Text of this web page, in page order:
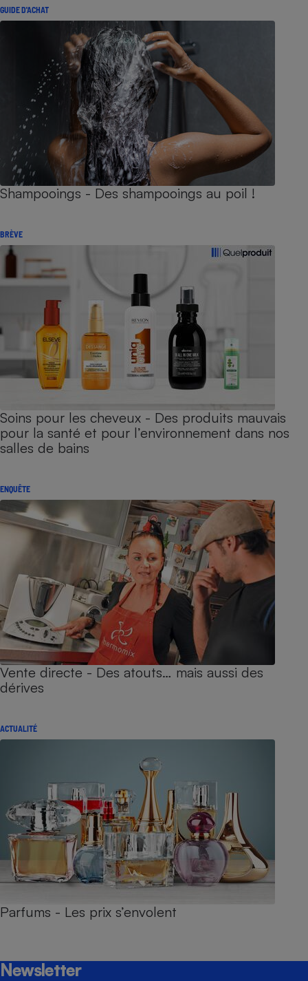
GUIDE D'ACHAT
Shampooings - Des shampooings au poil !
BRÈVE
Soins pour les cheveux - Des produits mauvais
pour la santé et pour l’environnement dans nos
salles de bains
ENQUÊTE
Vente directe - Des atouts… mais aussi des
dérives
ACTUALITÉ
Parfums - Les prix s’envolent
Newsletter